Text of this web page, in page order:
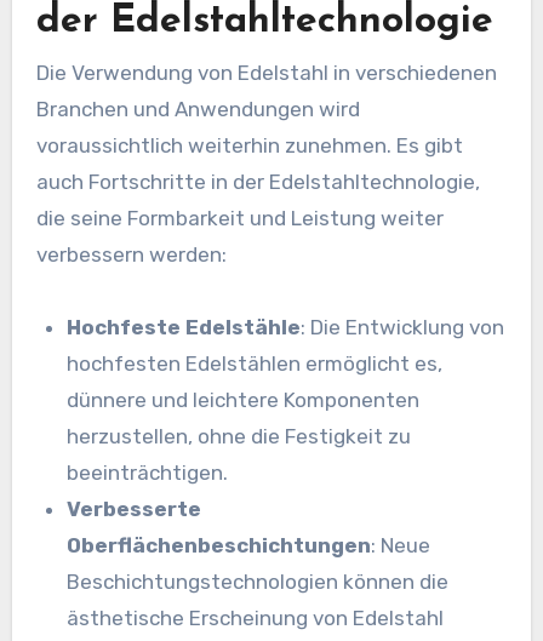
der Edelstahltechnologie
Die Verwendung von Edelstahl in verschiedenen
Branchen und Anwendungen wird
voraussichtlich weiterhin zunehmen. Es gibt
auch Fortschritte in der Edelstahltechnologie,
die seine Formbarkeit und Leistung weiter
verbessern werden:
Hochfeste Edelstähle: Die Entwicklung von
hochfesten Edelstählen ermöglicht es,
dünnere und leichtere Komponenten
herzustellen, ohne die Festigkeit zu
beeinträchtigen.
Verbesserte
Oberflächenbeschichtungen: Neue
Beschichtungstechnologien können die
ästhetische Erscheinung von Edelstahl